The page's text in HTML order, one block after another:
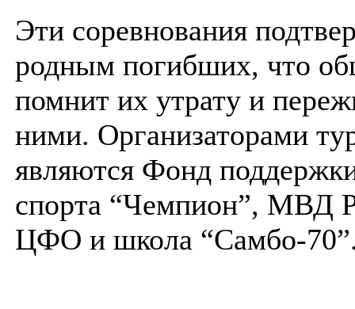
Эти соревнования
родным погибших, что
помнит их утрату и
ними. Организаторами
являются Фонд
спорта “Чемпион”, МВД
ЦФО и школа “Самбо-